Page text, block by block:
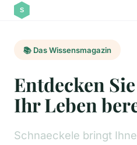
📚 Das Wissensmagazin
Entdecken
Ihr Leben
Schnaeckele bringt